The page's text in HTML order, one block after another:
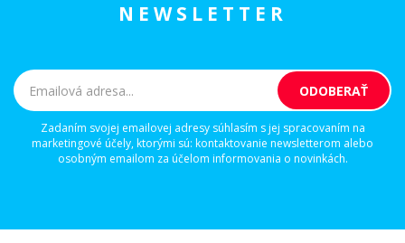
NEWSLETTER
Zadaním svojej emailovej adresy súhlasím s jej spracovaním na
marketingové účely, ktorými sú: kontaktovanie newsletterom alebo
osobným emailom za účelom informovania o novinkách.